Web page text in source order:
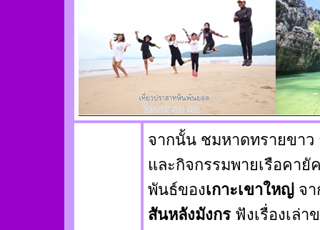
จากนั้น ชมหาดทรายขา
และกิจกรรมพายเรือคา
พันธ์ของเกาะเขาใหญ่จา
สันหลังมังกรฟังเรื่องเล่า